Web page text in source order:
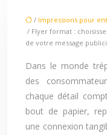
/ Impressions pour
/ Flyer format :
de votre message
Dans le monde
des
chaque détail
bout de papier,
une connexion